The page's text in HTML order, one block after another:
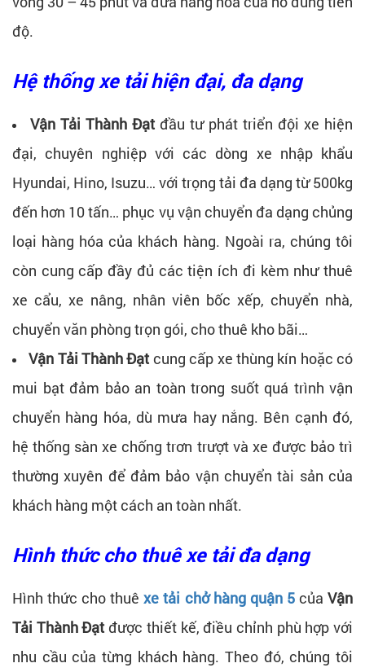
độ.
Hệ thống xe tải hiện đại, đa dạng
Vận Tải Thành Đạt đầu tư phát triển đội xe hiện
đại, chuyên nghiệp với các dòng xe nhập khẩu
Hyundai, Hino, Isuzu… với trọng tải đa dạng từ 500kg
đến hơn 10 tấn… phục vụ vận chuyển đa dạng chủng
loại hàng hóa của khách hàng. Ngoài ra, chúng tôi
còn cung cấp đầy đủ các tiện ích đi kèm như thuê
xe cẩu, xe nâng, nhân viên bốc xếp, chuyển nhà,
chuyển văn phòng trọn gói, cho thuê kho bãi…
Vận Tải Thành Đạt cung cấp xe thùng kín hoặc có
mui bạt đảm bảo an toàn trong suốt quá trình vận
chuyển hàng hóa, dù mưa hay nắng. Bên cạnh đó,
hệ thống sàn xe chống trơn trượt và xe được bảo trì
thường xuyên để đảm bảo vận chuyển tài sản của
khách hàng một cách an toàn nhất.
Hình thức cho thuê xe tải đa dạng
Hình thức cho thuêxe tải chở hàng quận 5củaVận
Tải Thành Đạt được thiết kế, điều chỉnh phù hợp với
nhu cầu của từng khách hàng. Theo đó, chúng tôi